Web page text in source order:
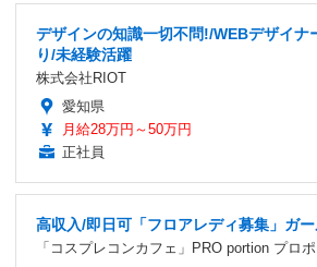
デザインの知識一切不問!/WEBデザイナ
り/未経験活躍
株式会社RIOT
愛知県
月給28万円～50万円
正社員
高収入/即日可「フロアレディ募集」ガ
「コスプレコンカフェ」PRO portion プロ